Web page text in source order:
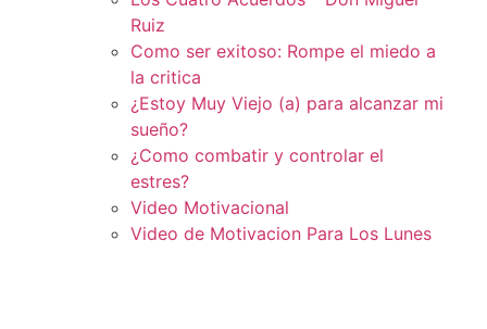
Ruiz
Como ser exitoso: Rompe el miedo a
la critica
¿Estoy Muy Viejo (a) para alcanzar mi
sueño?
¿Como combatir y controlar el
estres?
Video Motivacional
Video de Motivacion Para Los Lunes